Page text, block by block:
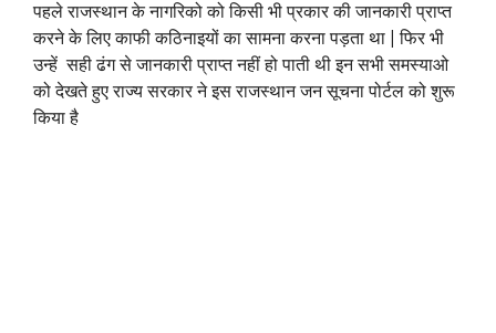
पहले राजस्थान के नागरिको को किसी भी प्रकार की जानकारी प्राप्त
करने के लिए काफी कठिनाइयों का सामना करना पड़ता था | फिर भी
उन्हें सही ढंग से जानकारी प्राप्त नहीं हो पाती थी इन सभी समस्याओ
को देखते हुए राज्य सरकार ने इस राजस्थान जन सूचना पोर्टल को शुरू
किया है